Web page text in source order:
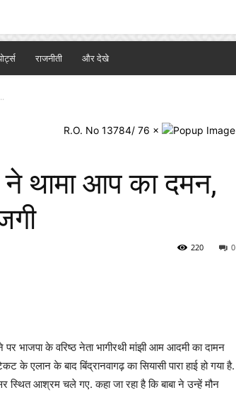
राजनीती और देखे
R.O. No 13784/ 76 ×
ने थामा आप का दमन,
0
220
भाजपा के वरिष्ठ नेता भागीरथी मांझी आम आदमी का दामन
एलान के बाद बिंद्रानवागढ़ का सियासी पारा हाई हो गया है.
स्थित आश्रम चले गए. कहा जा रहा है कि बाबा ने उन्हें मौन